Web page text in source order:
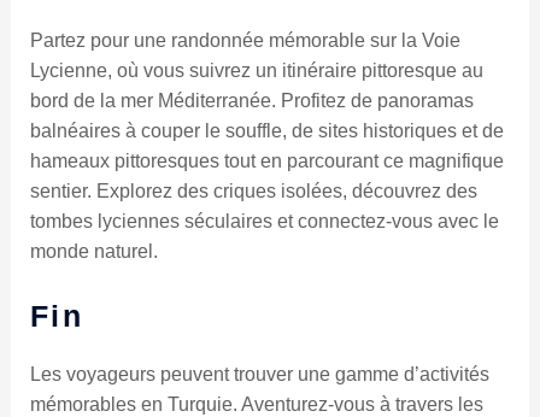
Partez pour une randonnée mémorable sur la Voie
Lycienne, où vous suivrez un itinéraire pittoresque au
bord de la mer Méditerranée. Profitez de panoramas
balnéaires à couper le souffle, de sites historiques et de
hameaux pittoresques tout en parcourant ce magnifique
sentier. Explorez des criques isolées, découvrez des
tombes lyciennes séculaires et connectez-vous avec le
monde naturel.
Fin
Les voyageurs peuvent trouver une gamme d’activités
mémorables en Turquie. Aventurez-vous à travers les